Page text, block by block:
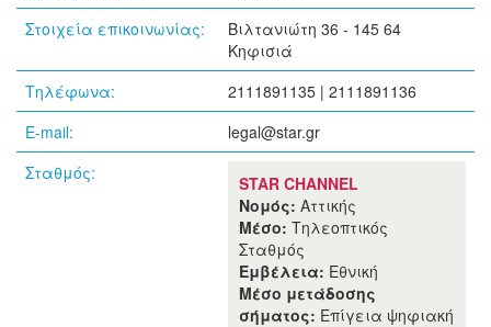
Στοιχεία επικοινωνίας:
Βιλτανιώτη 36 - 145 64
Κηφισιά
Τηλέφωνα:
2111891135 | 2111891136
E-mail:
legal@star.gr
Σταθμός:
STAR CHANNEL
Νομός: Αττικής
Μέσο: Τηλεοπτικός
Σταθμός
Εμβέλεια: Εθνική
Μέσο μετάδοσης
σήματος: Επίγεια ψηφιακή